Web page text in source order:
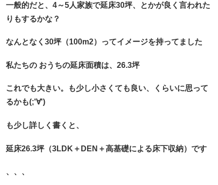
一般的だと、4～5人家族で延床30坪、とかが良く言われた
りもするかな？
なんとなく30坪（100m2）ってイメージを持ってました
私たちの おうちの延床面積は、26.3坪
これでも大きい。も少し小さくても良い、くらいに思って
るかも(;'∀')
も少し詳しく書くと、
延床26.3坪（3LDK＋DEN＋高基礎による床下収納）です
、、、